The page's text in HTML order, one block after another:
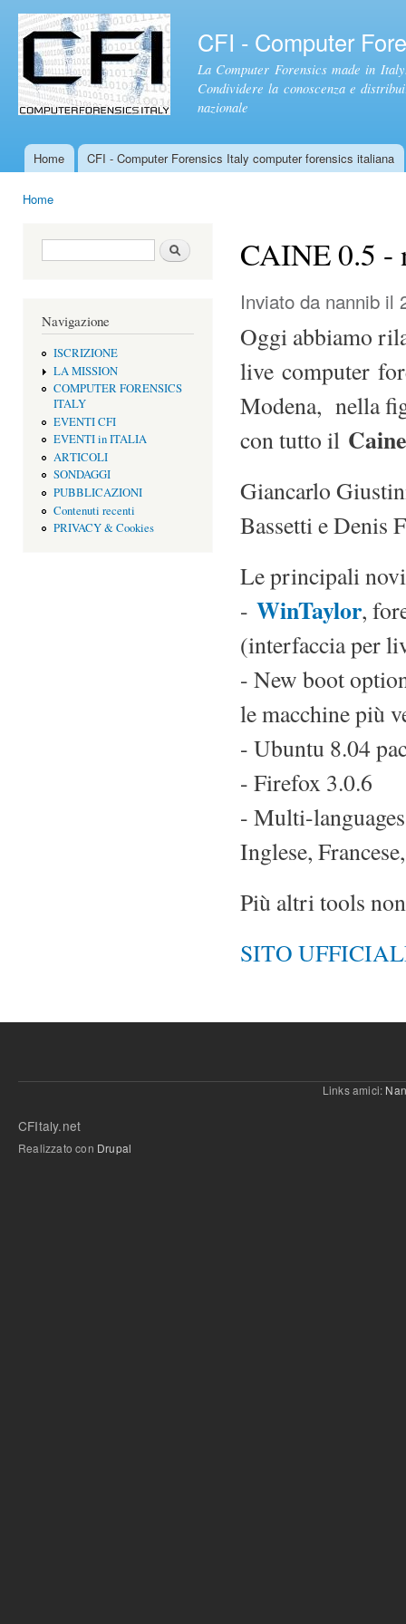
CFI - Computer
La Computer Forensics made in
Condividere la conoscenza e
nazionale
Menu principale
Home CFI - Computer Forensics Italy computer forensics italiana
Home
Form di ricerca Cerca
Navigazione
ISCRIZIONE
LA MISSION
COMPUTER FORENSICS
ITALY
EVENTI CFI
EVENTI in ITALIA
ARTICOLI
SONDAGGI
PUBBLICAZIONI
Contenuti recenti
PRIVACY & Cookies
CAINE 0.5 -
Inviato da nannib il
Oggi abbiamo
live computer
Modena, nella
con tutto il
Giancarlo
Bassetti e Denis
Le principali
- WinTaylor,
(interfaccia per
- New boot
le macchine più
- Ubuntu 8.04
- Firefox 3.0.6
- Multi-
Inglese,
Più altri tools
SITO
Links amici:
CFItaly.net
Realizzato con Drupal